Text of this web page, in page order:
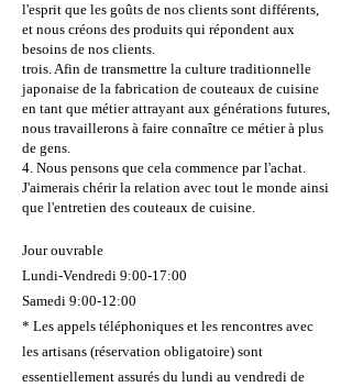
l'esprit que les goûts de nos clients sont différents,
et nous créons des produits qui répondent aux
besoins de nos clients.
trois. Afin de transmettre la culture traditionnelle
japonaise de la fabrication de couteaux de cuisine
en tant que métier attrayant aux générations futures,
nous travaillerons à faire connaître ce métier à plus
de gens.
​4. Nous pensons que cela commence par l'achat.
J'aimerais chérir la relation avec tout le monde ainsi
que l'entretien des couteaux de cuisine.
Jour ouvrable
Lundi-Vendredi 9:00-17:00
​Samedi 9:00-12:00
* Les appels téléphoniques et les rencontres avec
les artisans (réservation obligatoire) sont
essentiellement assurés du lundi au vendredi de